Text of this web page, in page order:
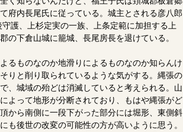
府内長尾氏に従っている。城主とされる彦八郎
護、上杉定実の一族、上条定範に加担する上
の下倉山城に籠城、長尾房長を退けている。
るものなのか地滑りによるものなのか知らんけ
りと削り取られているような気がする。縄張の
、城域の殆どは消滅していると考えられる。山
よって地形が分断されており、もはや縄張がど
から南側に一段下がった部分には堀形、東側斜
も後世の改変の可能性の方が高いように思う。